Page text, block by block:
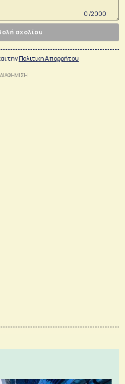
0 /2000
σχολίου
τηνΠολιτικη Απορρήτου